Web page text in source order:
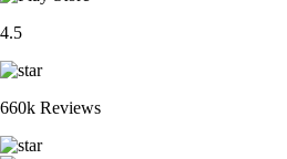
4.5
660k Reviews